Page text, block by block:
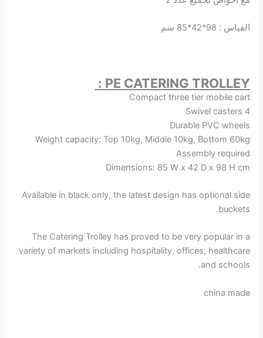
القياس : 98*42*85 سم
PE CATERING TROLLEY :
Compact three tier mobile cart
4 Swivel casters
Durable PVC wheels
Weight capacity: Top 10kg, Middle 10kg, Bottom 60kg
Assembly required
Dimensions: 85 W x 42 D x 98 H cm
Available in black only, the latest design has optional side
buckets.
The Catering Trolley has proved to be very popular in a
variety of markets including hospitality, offices, healthcare
and schools.
china made